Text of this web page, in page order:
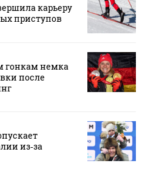
карьеру
приступов
немка
после
из‑за